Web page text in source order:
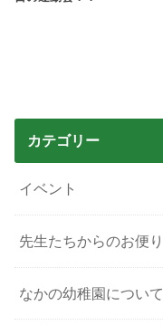
カテゴリー
イベント
先生たちからのお便り
なかの幼稚園について